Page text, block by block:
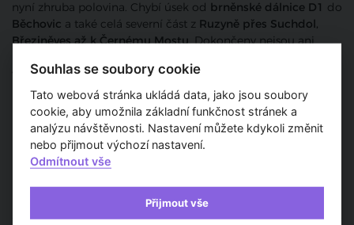
nyní zhruba polovina. Chybí úsek od brněnské dálnice D1 do
Běchovic a také celá severní část z Ruzyně přes Suchdol,
Březiněves až k Černému Mostu. Dokončeny nejsou ani
výstavbě dlouhodobě bojují radnice na severu hlavního
města.
Pořad
Souhlas se soubory cookie
Tato webová stránka ukládá data, jako jsou soubory
cookie, aby umožnila základní funkčnost stránek a
analýzu návštěvnosti. Nastavení můžete kdykoli změnit
nebo přijmout výchozí nastavení.
Odmítnout vše
Přijmout vše